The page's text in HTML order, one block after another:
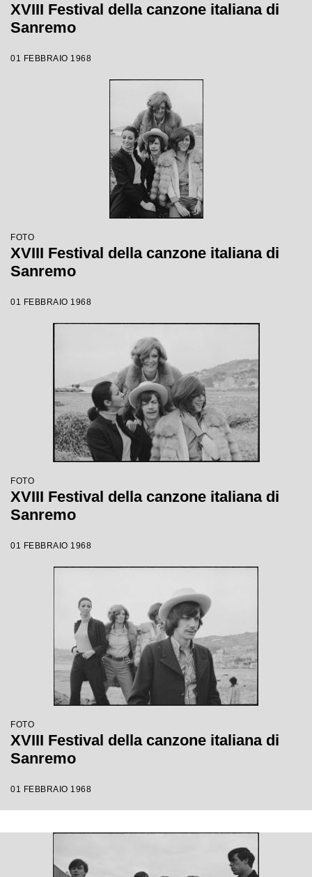
XVIII Festival della canzone italiana di
Sanremo
01 FEBBRAIO 1968
FOTO
XVIII Festival della canzone italiana di
Sanremo
01 FEBBRAIO 1968
FOTO
XVIII Festival della canzone italiana di
Sanremo
01 FEBBRAIO 1968
FOTO
XVIII Festival della canzone italiana di
Sanremo
01 FEBBRAIO 1968